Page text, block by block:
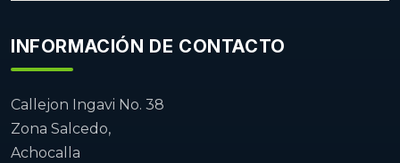
INFORMACIÓN DE CONTACTO
Callejon Ingavi No. 38
Zona Salcedo,
Achocalla